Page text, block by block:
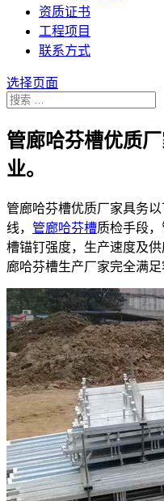
资质证书
工程项目
联系方式
选择页面
管廊哈芬槽优质
业。
管廊哈芬槽优质厂家具务
线， 管廊哈芬槽质检手段
槽锚钉强度，生产速度及
廊哈芬槽生产厂家完全满